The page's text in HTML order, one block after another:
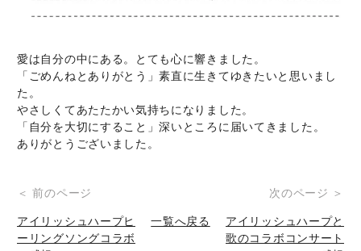
愛は自分の中にある。とても心に響きました。
「ごめんねとありがとう」素直に生きてゆきたいと思いまし
た。
やさしくてあたたかい気持ちになりました。
「自分を大切にすること」深いところに届いてきました。
ありがとうございました。
投
稿
＜ 前のページ
アイリッシュハープヒ
ーリングソングコラボ
一覧へ戻る
次のページ ＞
アイリッシュハープと
歌のコラボコンサート